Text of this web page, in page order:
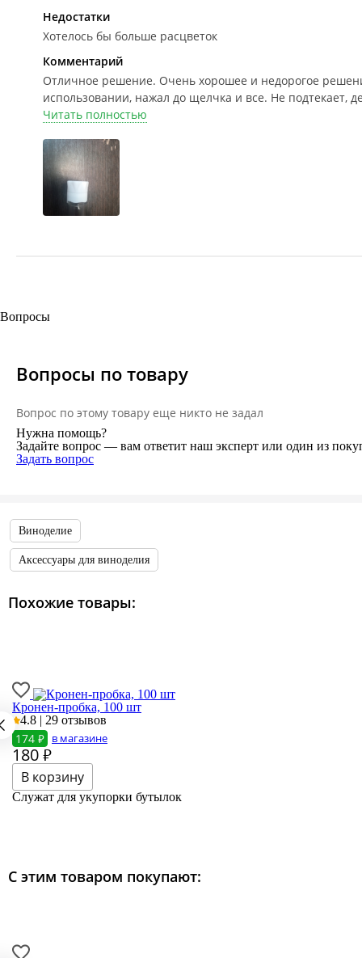
Недостатки
Хотелось бы больше расцветок
Комментарий
Отличное решение. Очень хорошее и недорогое
использовании, нажал до щелчка и все. Не подтекает,
Читать полностью
Вопросы
Вопросы по товару
Вопрос по этому товару еще никто не задал
Нужна помощь?
Задайте вопрос — вам ответит наш эксперт или один из
Задать вопрос
Виноделие
Аксессуары для виноделия
Похожие товары:
Кронен-пробка, 100 шт
4.8 | 29 отзывов
174 ₽ в магазине
180₽
Служат для укупорки бутылок
С этим товаром покупают: